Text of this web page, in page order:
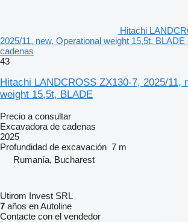
Hitachi
2025/11, new, Operational weight 15,5t,
cadenas
43
Hitachi LANDCROSS ZX130-7, 2025/11,
weight 15,5t, BLADE
Precio a consultar
Excavadora de cadenas
2025
Profundidad de excavación 7 m
Rumanía, Bucharest
Utirom Invest SRL
7 años en Autoline
Contacte con el vendedor